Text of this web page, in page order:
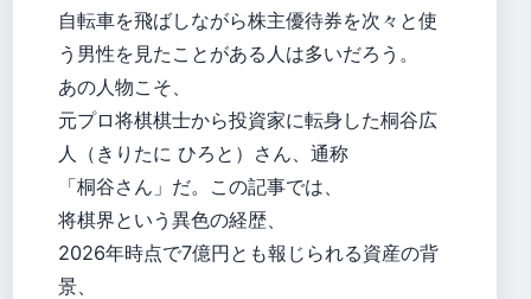
自転車を飛ばしながら株主優待券を次々と使
う男性を見たことがある人は多いだろう。
あの人物こそ、
元プロ将棋棋士から投資家に転身した桐谷広
人（きりたに ひろと）さん、通称
「桐谷さん」だ。この記事では、
将棋界という異色の経歴、
2026年時点で7億円とも報じられる資産の背
景、